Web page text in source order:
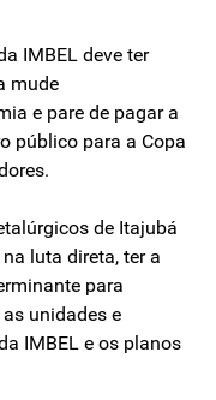
IMBEL deve ter
mude
e pare de pagar a
público para a Copa
de Itajubá
luta direta, ter a
para
unidades e
IMBEL e os planos